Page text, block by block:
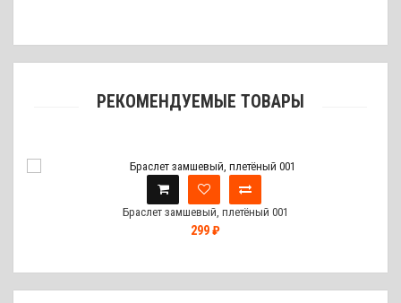
РЕКОМЕНДУЕМЫЕ ТОВАРЫ
Браслет замшевый, плетёный 001
299 ₽